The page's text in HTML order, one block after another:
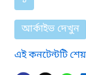
আর্কাইভ দেখুন
এই কনটেন্টটি